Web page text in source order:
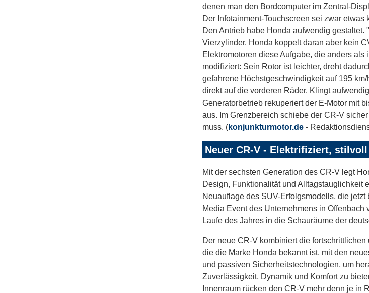
denen man den Bordcomputer im Zentral-
Der Infotainment-Touchscreen sei zwar
Den Antrieb habe Honda aufwendig
Vierzylinder. Honda koppelt daran aber kein
Elektromotoren diese Aufgabe, die anders
modifiziert: Sein Rotor ist leichter, dreht
gefahrene Höchstgeschwindigkeit auf 195
direkt auf die vorderen Räder. Klingt
Generatorbetrieb rekuperiert der E-Motor mit
aus. Im Grenzbereich schiebe der CR-V
muss. (konjunkturmotor.de -
Neuer CR-V - Elektrifiziert,
Mit der sechsten Generation des CR-V legt
Design, Funktionalität und Alltagstauglichkeit
Neuauflage des SUV-Erfolgsmodells, die jetzt
Media Event des Unternehmens in Offenbach
Laufe des Jahres in die Schauräume der
Der neue CR-V kombiniert die
die die Marke Honda bekannt ist, mit den
und passiven Sicherheitstechnologien, um
Zuverlässigkeit, Dynamik und Komfort zu
Innenraum rücken den CR-V mehr denn je in